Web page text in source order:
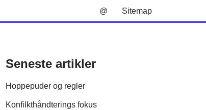
@ Sitemap
Seneste artikler
Hoppepuder og regler
Konfilkthåndterings fokus